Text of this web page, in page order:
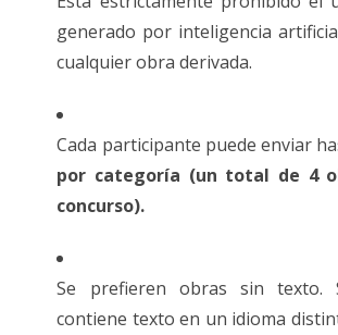
generado por inteligencia
cualquier obra derivada.
Cada participante puede enviar
por categoría (un total de 4
concurso).
Se prefieren obras sin texto.
contiene texto en un idioma